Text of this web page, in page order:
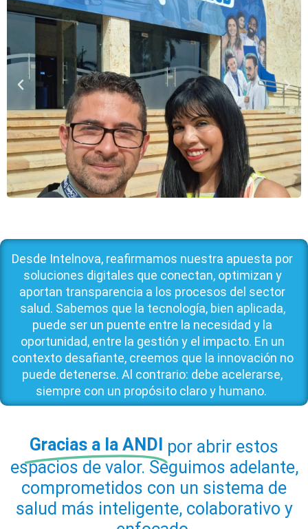
Desde Intelnova, reafirmamos nuestra apuesta por
soluciones digitales que conectan, optimizan y
aportan transparencia a los procesos del sector
salud. Sabemos que la tecnología, bien aplicada,
puede ser un puente entre la necesidad y la
oportunidad, entre la gestión y el impacto. En un
contexto desafiante, creemos que la innovación no
puede detenerse. Al contrario: debe acelerarse,
siempre con un propósito claro y humano.
Gracias a la ANDI por abrir estos
espacios de valor. Seguimos adelante,
comprometidos con un sistema de
salud más inteligente, colaborativo y